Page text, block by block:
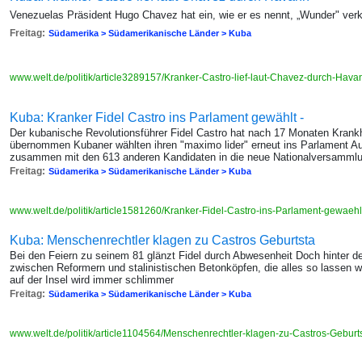
Venezuelas Präsident Hugo Chavez hat ein, wie er es nennt, „Wunder"
Freitag: Südamerika > Südamerikanische Länder > Kuba
www.welt.de/politik/article3289157/Kranker-Castro-lief-laut-Chavez-durch-
Kuba: Kranker Fidel Castro ins Parlament gewählt -
Der kubanische Revolutionsführer Fidel Castro hat nach 17 Monaten
übernommen Kubaner wählten ihren "maximo lider" erneut ins Parlament
zusammen mit den 613 anderen Kandidaten in die neue
Freitag: Südamerika > Südamerikanische Länder > Kuba
www.welt.de/politik/article1581260/Kranker-Fidel-Castro-ins-Parlament-
Kuba: Menschenrechtler klagen zu Castros Geburtsta
Bei den Feiern zu seinem 81 glänzt Fidel durch Abwesenheit Doch hinter
zwischen Reformern und stalinistischen Betonköpfen, die alles so lassen
auf der Insel wird immer schlimmer
Freitag: Südamerika > Südamerikanische Länder > Kuba
www.welt.de/politik/article1104564/Menschenrechtler-klagen-zu-Castros-